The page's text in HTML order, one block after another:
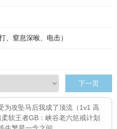
、窒息深喉、电击）
下一页
为攻坠马后我成了顶流（1v1 高
柔软王者GB：峡谷老六惩戒计划